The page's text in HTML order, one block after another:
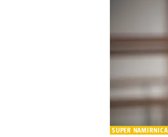
SUPER NAMIRNICA